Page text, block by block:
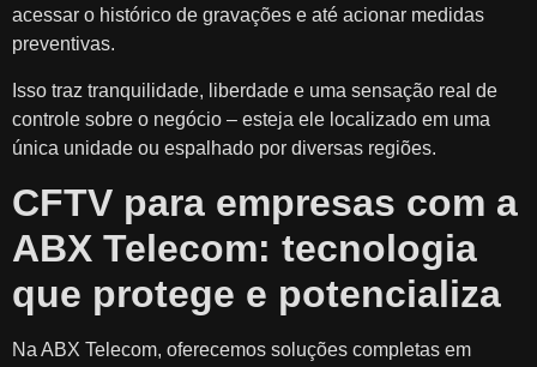
acessar o histórico de gravações e até acionar medidas
preventivas.
Isso traz tranquilidade, liberdade e uma sensação real de
controle sobre o negócio – esteja ele localizado em uma
única unidade ou espalhado por diversas regiões.
CFTV para empresas com a
ABX Telecom: tecnologia
que protege e potencializa
Na ABX Telecom, oferecemos soluções completas em